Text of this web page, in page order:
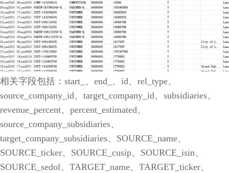
相关字段包括：start_、end_、id、rel_type、
source_company_id、target_company_id、subsidiaries、
revenue_percent、percent_estimated、
source_company_subsidiaries、
target_company_subsidiaries、SOURCE_name、
SOURCE_ticker、SOURCE_cusip、SOURCE_isin、
SOURCE_sedol、TARGET_name、TARGET_ticker、